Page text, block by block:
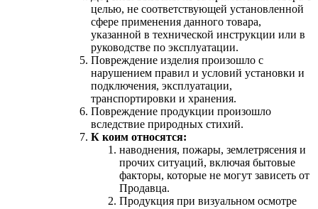
целью, не соответствующей установленной
сфере применения данного товара,
указанной в технической инструкции или в
руководстве по эксплуатации.
Повреждение изделия произошло с
нарушением правил и условий установки и
подключения, эксплуатации,
транспортировки и хранения.
Повреждение продукции произошло
вследствие природных стихий.
К коим относятся:
наводнения, пожары, землетрясения и
прочих ситуаций, включая бытовые
факторы, которые не могут зависеть от
Продавца.
Продукция при визуальном осмотре